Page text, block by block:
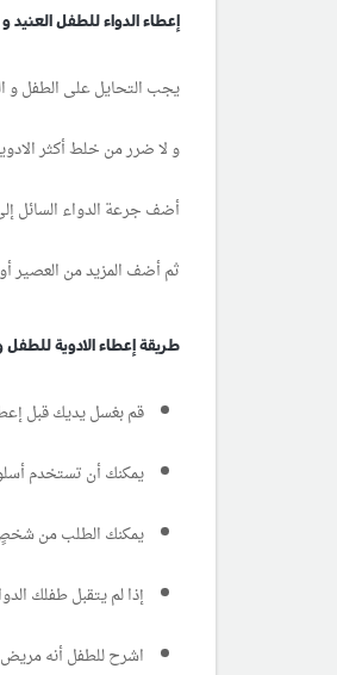
إعطاء الدواء للطفل العنيد
يجب التحايل على الطفل و
و لا ضرر من خلط أكثر
أضف جرعة الدواء السائل
ثم أضف المزيد من العصير
طريقة إعطاء الادوية
قم بغسل يديك قبل
يمكنك أن تستخدم
يمكنك الطلب من شخصٍ
إذا لم يتقبل طفلك
اشرح للطفل أنه مريض